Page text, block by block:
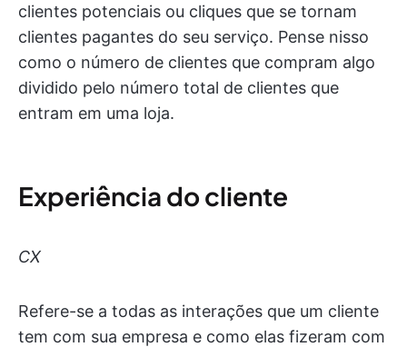
clientes potenciais ou cliques que se tornam
clientes pagantes do seu serviço. Pense nisso
como o número de clientes que compram algo
dividido pelo número total de clientes que
entram em uma loja.
Experiência do cliente
CX
Refere-se a todas as interações que um cliente
tem com sua empresa e como elas fizeram com